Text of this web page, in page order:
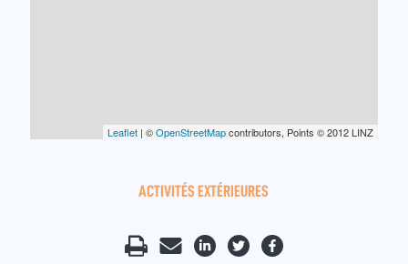
Leaflet | ©OpenStreetMapcontributors, Points © 2012 LINZ
ACTIVITÉS EXTÉRIEURES